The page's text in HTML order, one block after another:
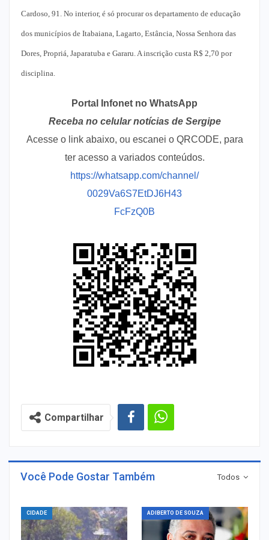
Cardoso, 91. No interior, é só procurar os departamento de educação
dos municípios de Itabaiana, Lagarto, Estância, Nossa Senhora das
Dores, Propriá, Japaratuba e Gararu. A inscrição custa R$ 2,70 por
disciplina.
Portal Infonet no WhatsApp
Receba no celular notícias de Sergipe
Acesse o link abaixo, ou escanei o QRCODE, para
ter acesso a variados conteúdos.
https://whatsapp.com/channel/
0029Va6S7EtDJ6H43
FcFzQ0B
Compartilhar
Todos
Você Pode Gostar Também
CIDADE ADIBERTO DE SOUZA